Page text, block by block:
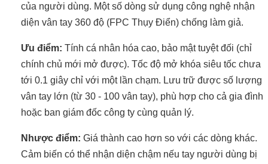
của người dùng. Một số dòng sử dụng công nghệ nhận
diện vân tay 360 độ (FPC Thụy Điển) chống làm giả.
Ưu điểm: Tính cá nhân hóa cao, bảo mật tuyệt đối (chỉ
chính chủ mới mở được). Tốc độ mở khóa siêu tốc chưa
tới 0.1 giây chỉ với một lần chạm. Lưu trữ được số lượng
vân tay lớn (từ 30 - 100 vân tay), phù hợp cho cả gia đình
hoặc ban giám đốc công ty cùng quản lý.
Nhược điểm: Giá thành cao hơn so với các dòng khác.
Cảm biến có thể nhận diện chậm nếu tay người dùng bị